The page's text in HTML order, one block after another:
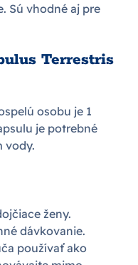
Sú vhodné aj pre
Terrestris
osobu je 1
je potrebné
vody.
ženy.
dávkovanie.
používať ako